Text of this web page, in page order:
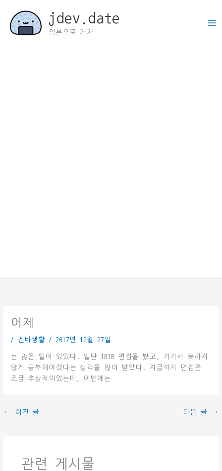
jdev.date
일본으로 가자
어제
/ 겐바생활 / 2017년 12월 27일
는 많은 일이 있었다. 일단 IBIB 면접을 봤고, 거기서 뜻하지
않게 공부해야겠다는 생각을 많이 받았다. 지금까지 면접은
조금 추상적이었는데, 이번에는
← 이전 글 다음 글 →
관련 게시물